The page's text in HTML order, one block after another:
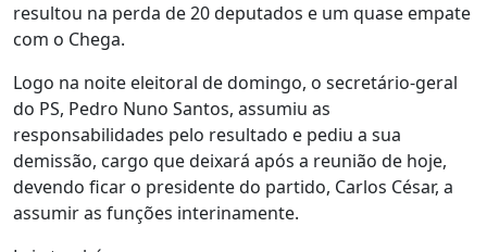
resultou na perda de 20 deputados e um quase empate
com o Chega.
Logo na noite eleitoral de domingo, o secretário-geral
do PS, Pedro Nuno Santos, assumiu as
responsabilidades pelo resultado e pediu a sua
demissão, cargo que deixará após a reunião de hoje,
devendo ficar o presidente do partido, Carlos César, a
assumir as funções interinamente.